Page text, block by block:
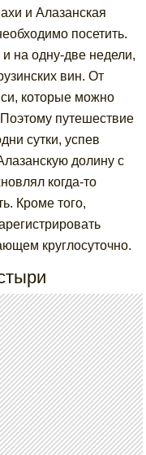
и Алазанская
посетить.
на одну-две недели,
вин. От
которые можно
путешествие
сутки, успев
долину с
когда-то
Кроме того,
круглосуточно.